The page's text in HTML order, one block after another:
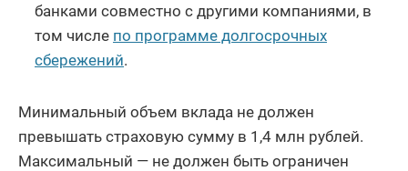
банками совместно с другими компаниями, в
том числе по программе долгосрочных
сбережений.
Минимальный объем вклада не должен
превышать страховую сумму в 1,4 млн рублей.
Максимальный — не должен быть ограничен